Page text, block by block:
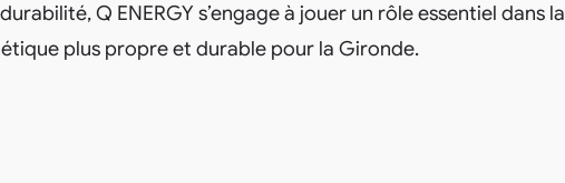
Q ENERGY s’engage à jouer un rôle essentiel dans la
plus propre et durable pour la Gironde.